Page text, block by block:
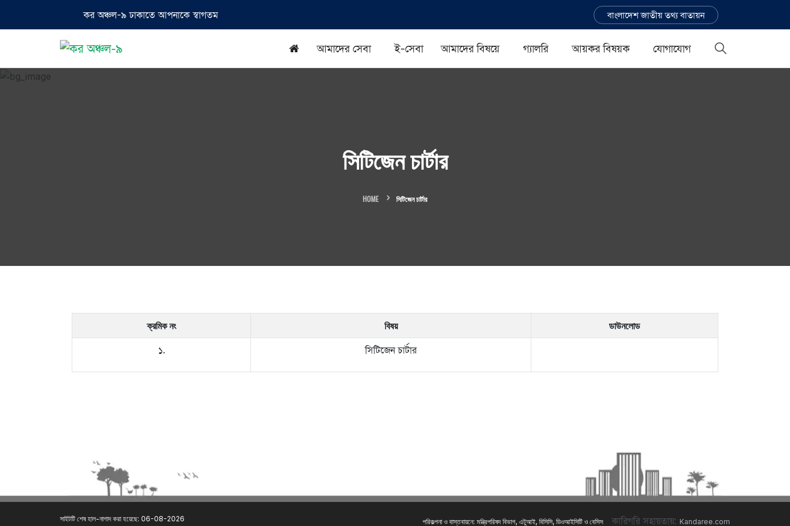
কর অঞ্চল-৯ ঢাকাতে আপনাকে স্বাগতম বাংলাদেশ জাতীয় তথ্য বাতায়ন
আমাদের সেবা ই-সেবা আমাদের বিষয়ে গ্যালরি আয়কর বিষয়ক যোগাযোগ
সিটিজেন চার্টার
HOME সিটিজেন চার্টার
ক্রমিক নং বিষয় ডাউনলোড
১. সিটিজেন চার্টার
সাইটটি শেষ হাল-নাগাদ করা হয়েছে: 06-08-2026 পরিকল্পনা ও বাস্তবায়নে: মন্ত্রিপরিষদ বিভাগ, এটুআই, বিসিসি, ডিওআইসিটি ও বেসিস কারিগরি সহায়তায়: Kandaree.com